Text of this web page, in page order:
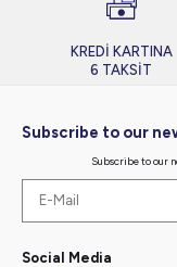
KREDİ KARTINA
6 TAKSİT
Subscribe to our
Subscribe to our
Social Media